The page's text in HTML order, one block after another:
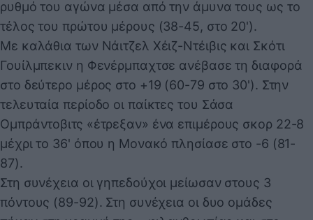
ρυθμό του αγώνα μέσα από την άμυνα τους ως το
τέλος του πρώτου μέρους (38-45, στο 20').
Με καλάθια των Νάιτζελ Χέιζ-Ντέιβις και Σκότι
Γουίλμπεκιν η Φενέρμπαχτσε ανέβασε τη διαφορά
στο δεύτερο μέρος στο +19 (60-79 στο 30'). Στην
τελευταία περίοδο οι παίκτες του Σάσα
Ομπράντοβιτς «έτρεξαν» ένα επιμέρους σκορ 22-8
μέχρι το 36' όπου η Μονακό πλησίασε στο -6 (81-
87).
Στη συνέχεια οι γηπεδούχοι μείωσαν στους 3
πόντους (89-92). Στη συνέχεια οι δυο ομάδες